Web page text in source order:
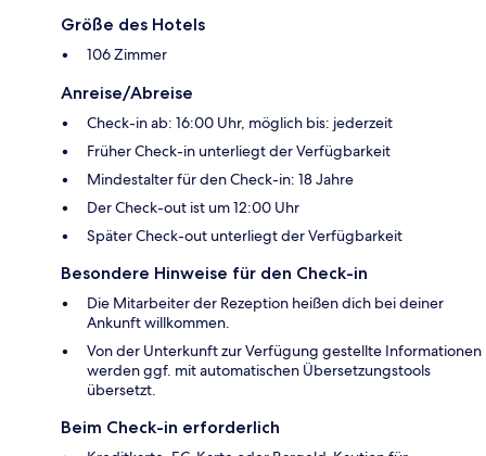
Größe des Hotels
106 Zimmer
Anreise/Abreise
Check-in ab: 16:00 Uhr, möglich bis: jederzeit
Früher Check-in unterliegt der Verfügbarkeit
Mindestalter für den Check-in: 18 Jahre
Der Check-out ist um 12:00 Uhr
Später Check-out unterliegt der Verfügbarkeit
Besondere Hinweise für den Check-in
Die Mitarbeiter der Rezeption heißen dich bei deiner
Ankunft willkommen.
Von der Unterkunft zur Verfügung gestellte Informationen
werden ggf. mit automatischen Übersetzungstools
übersetzt.
Beim Check-in erforderlich